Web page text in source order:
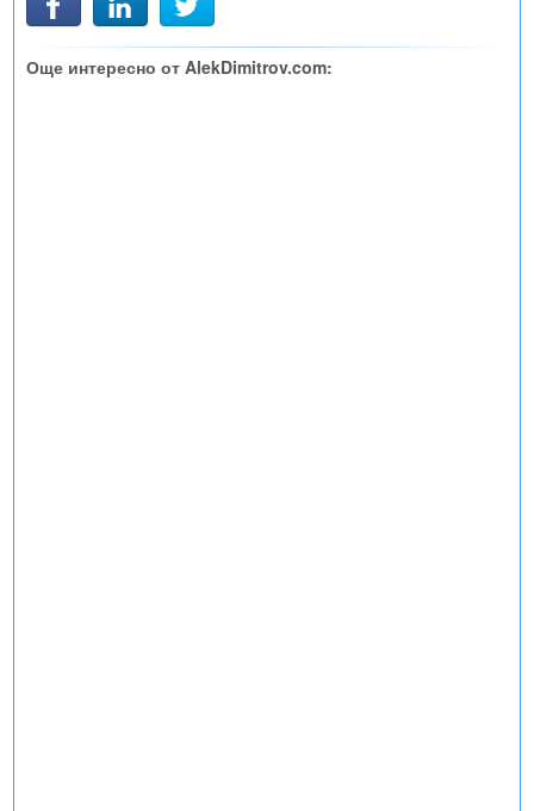
Още интересно от AlekDimitrov.com: